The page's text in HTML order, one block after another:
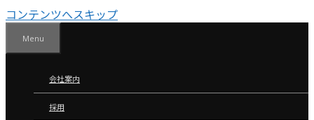
コンテンツへスキップ
Menu
会社案内
採用